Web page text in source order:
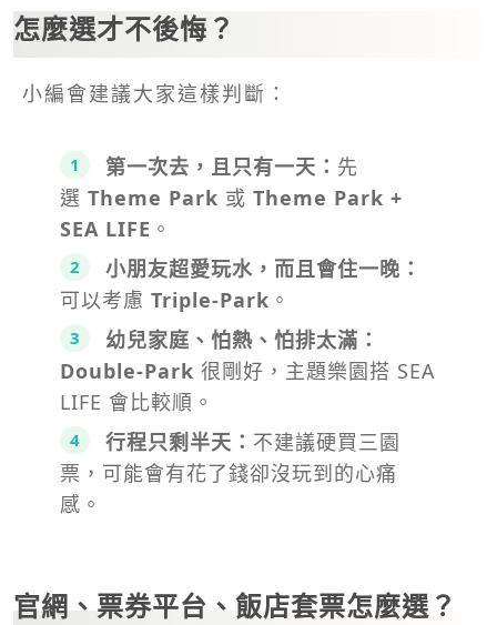
怎麼選才不後悔？
小編會建議大家這樣判斷：
第一次去，且只有一天： 先
選 Theme Park 或 Theme Park +
SEA LIFE 。
小朋友超愛玩水，而且會住一晚：
可以考慮 Triple-Park 。
幼兒家庭、怕熱、怕排太滿：
Double-Park 很剛好，主題樂園搭 SEA
LIFE 會比較順。
行程只剩半天： 不建議硬買三園
票，可能會有花了錢卻沒玩到的心痛
感。
官網、票券平台、飯店套票怎麼選？